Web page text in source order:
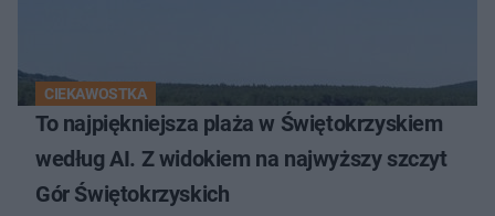
CIEKAWOSTKA
To najpiękniejsza plaża w Świętokrzyskiem
według AI. Z widokiem na najwyższy szczyt
Gór Świętokrzyskich